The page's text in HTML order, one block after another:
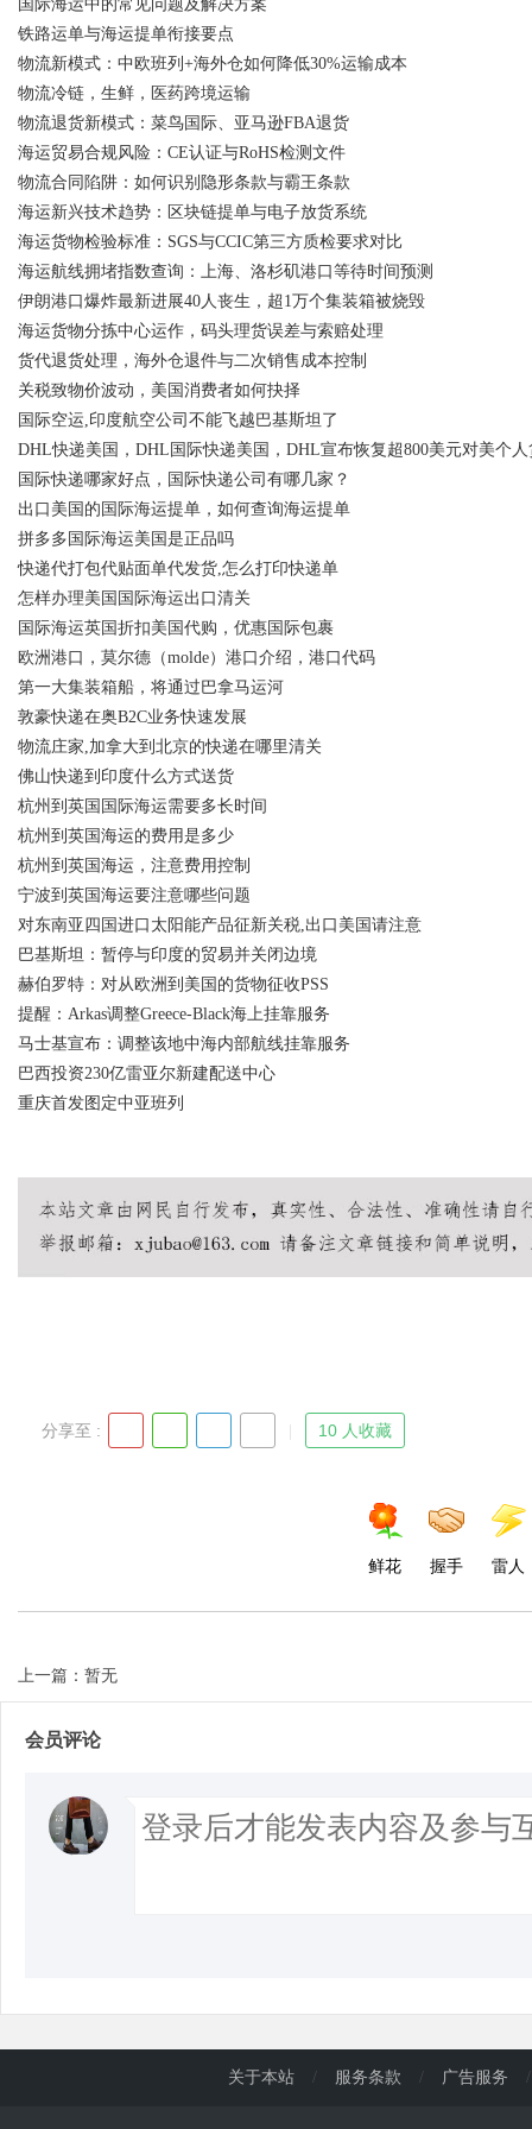
国际海运中的常见问题及解决方案
铁路运单与海运提单衔接要点
物流新模式：中欧班列+海外仓如何降低30%运输成本
物流冷链，生鲜，医药跨境运输
物流退货新模式：菜鸟国际、亚马逊FBA退货
海运贸易合规风险：CE认证与RoHS检测文件
物流合同陷阱：如何识别隐形条款与霸王条款
海运新兴技术趋势：区块链提单与电子放货系统
海运货物检验标准：SGS与CCIC第三方质检要求对比
海运航线拥堵指数查询：上海、洛杉矶港口等待时间预测
伊朗港口爆炸最新进展40人丧生，超1万个集装箱被烧毁
海运货物分拣中心运作，码头理货误差与索赔处理
货代退货处理，海外仓退件与二次销售成本控制
关税致物价波动，美国消费者如何抉择
国际空运,印度航空公司不能飞越巴基斯坦了
DHL快递美国，DHL国际快递美国，DHL宣布恢复超800美元对美个人
国际快递哪家好点，国际快递公司有哪几家？
出口美国的国际海运提单，如何查询海运提单
拼多多国际海运美国是正品吗
快递代打包代贴面单代发货,怎么打印快递单
怎样办理美国国际海运出口清关
国际海运英国折扣美国代购，优惠国际包裹
欧洲港口，莫尔德（molde）港口介绍，港口代码
第一大集装箱船，将通过巴拿马运河
敦豪快递在奥B2C业务快速发展
物流庄家,加拿大到北京的快递在哪里清关
佛山快递到印度什么方式送货
杭州到英国国际海运需要多长时间
杭州到英国海运的费用是多少
杭州到英国海运，注意费用控制
宁波到英国海运要注意哪些问题
对东南亚四国进口太阳能产品征新关税,出口美国请注意
巴基斯坦：暂停与印度的贸易并关闭边境
赫伯罗特：对从欧洲到美国的货物征收PSS
提醒：Arkas调整Greece-Black海上挂靠服务
马士基宣布：调整该地中海内部航线挂靠服务
巴西投资230亿雷亚尔新建配送中心
重庆首发图定中亚班列
分享至 : 10 人收藏
鲜花 握手 雷人
上一篇：暂无
会员评论
关于本站 / 服务条款 / 广告服务 /